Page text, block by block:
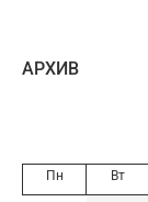
AРХИВ
Пн Вт